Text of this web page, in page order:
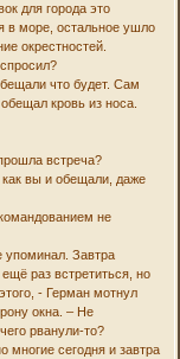
для города это
в море, остальное ушло
окрестностей.
что будет. Сам
кровь из носа.
встреча?
вы и обещали, даже
не
упоминал. Завтра
раз встретиться, но
- Герман мотнул
окна. – Не
рванули-то?
многие сегодня и завтра